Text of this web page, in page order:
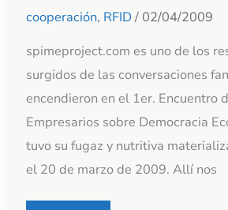
cooperación, RFID/ 02/04/2009
spimeproject.com es uno de los
surgidos de las conversaciones
encendieron en el 1er. Encuentro
Empresarios sobre Democracia
tuvo su fugaz y nutritiva
el 20 de marzo de 2009. Allí nos